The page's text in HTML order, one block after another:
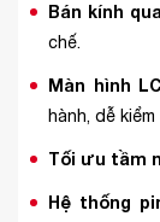
Bán kính
chế.
Màn hình
hành, dễ
Tối ưu tầm
Hệ thống